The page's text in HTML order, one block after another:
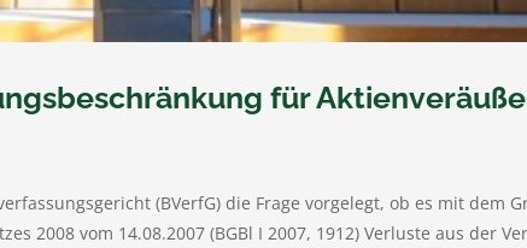
für
(BVerfG) die Frage vorgelegt, ob es mit dem
2008 vom 14.08.2007 (BGBl I 2007, 1912) Verluste aus der